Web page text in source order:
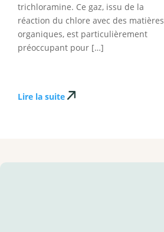
trichloramine. Ce gaz, issu de la
réaction du chlore avec des matières
organiques, est particulièrement
préoccupant pour […]
Lire la suite